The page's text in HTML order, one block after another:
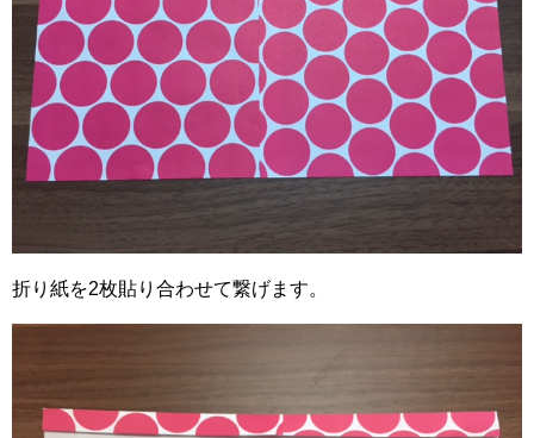
折り紙を2枚貼り合わせて繋げます。